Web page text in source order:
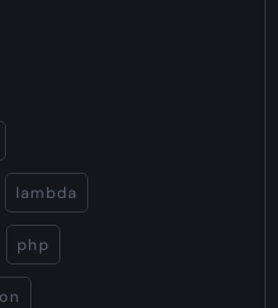
lambda
php